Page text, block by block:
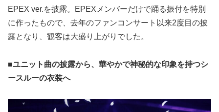
EPEX ver.を披露。EPEXメンバーだけで踊る振付を特別
に作ったもので、去年のファンコンサート以来2度目の披
露となり、観客は大盛り上がりでした。
■ユニット曲の披露から、華やかで神秘的な印象を持つシ
ースルーの衣装へ